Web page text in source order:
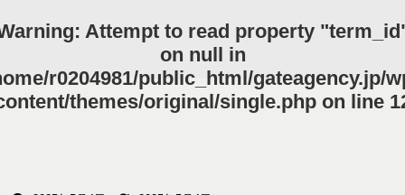
: Attempt to read property
on null in
r0204981/public_html/gateagency.jp/
themes/original/single.phpon line